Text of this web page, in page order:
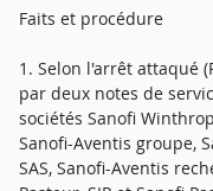
Faits et procédure
1. Selon l'arrêt attaqué
par deux notes de
sociétés Sanofi
Sanofi-Aventis groupe,
SAS, Sanofi-Aventis